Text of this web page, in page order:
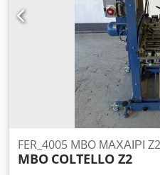
FER_4005 MBO ΜΑΧΑΙΡΙ Z2
MBO COLTELLO Z2